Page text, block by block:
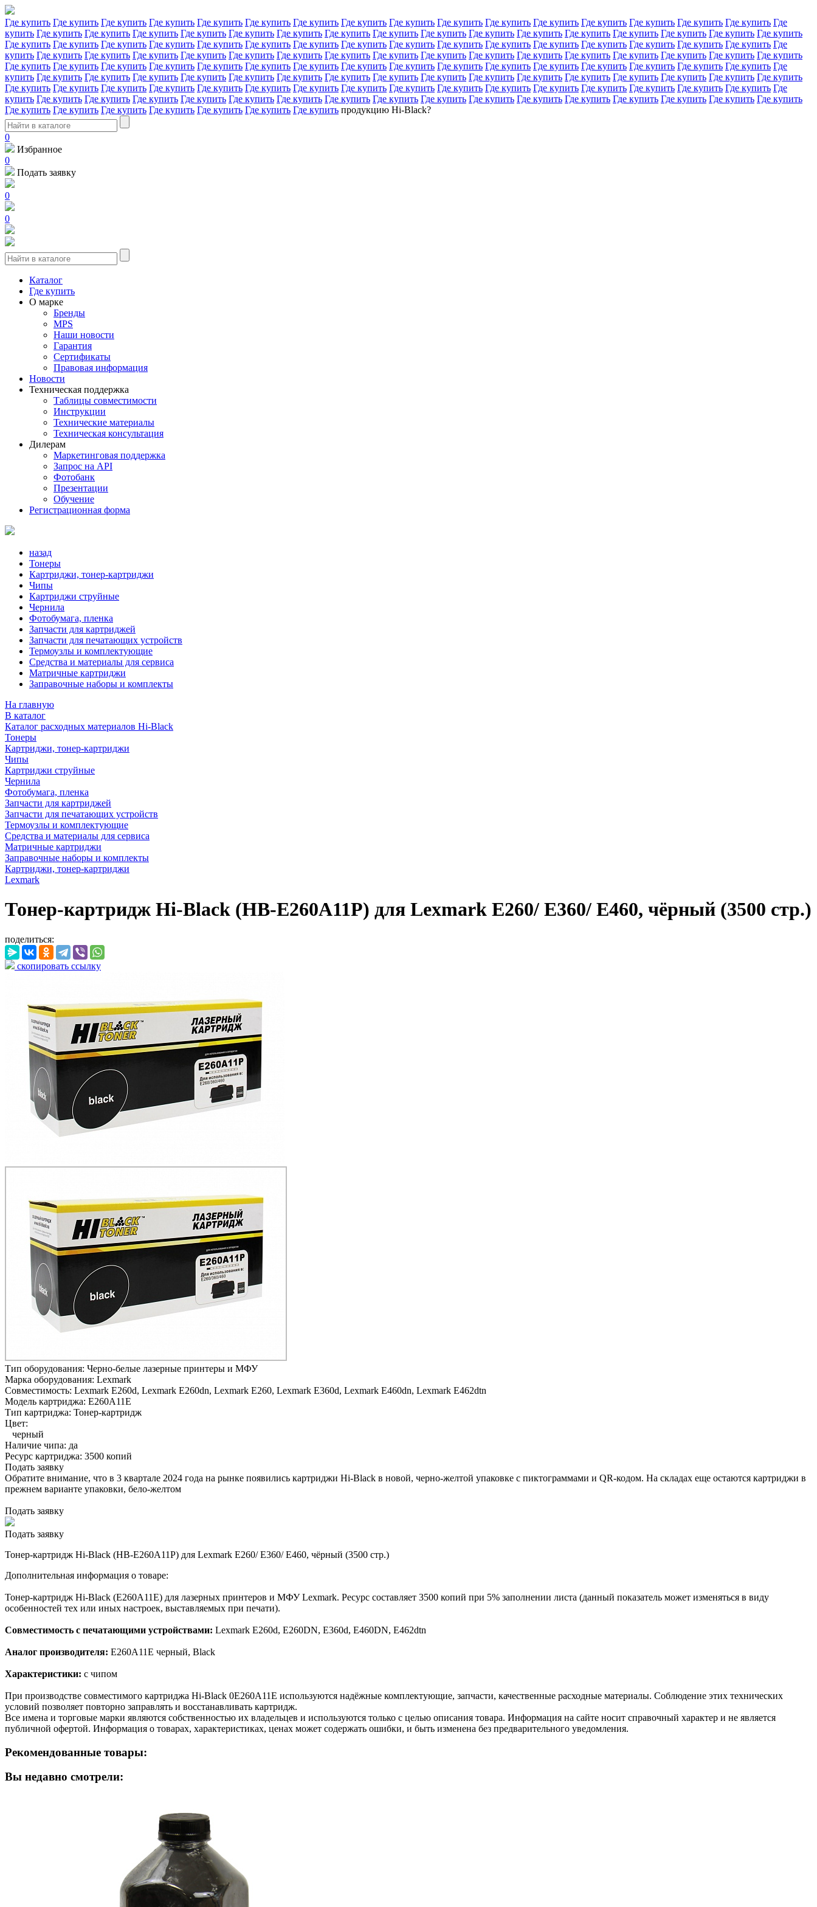
Где купить Где купить Где купить Где купить Где купить Где купить Где купить Где купить Где купить Где купить Где купить Где купить Где купить Где купить Где купить Где купить Где
купить Где купить Где купить Где купить Где купить Где купить Где купить Где купить Где купить Где купить Где купить Где купить Где купить Где купить Где купить Где купить Где купить
Где купить Где купить Где купить Где купить Где купить Где купить Где купить Где купить Где купить Где купить Где купить Где купить Где купить Где купить Где купить Где купить Где
купить Где купить Где купить Где купить Где купить Где купить Где купить Где купить Где купить Где купить Где купить Где купить Где купить Где купить Где купить Где купить Где купить
Где купить Где купить Где купить Где купить Где купить Где купить Где купить Где купить Где купить Где купить Где купить Где купить Где купить Где купить Где купить Где купить Где
купить Где купить Где купить Где купить Где купить Где купить Где купить Где купить Где купить Где купить Где купить Где купить Где купить Где купить Где купить Где купить Где купить
Где купить Где купить Где купить Где купить Где купить Где купить Где купить Где купить Где купить Где купить Где купить Где купить Где купить Где купить Где купить Где купить Где
купить Где купить Где купить Где купить Где купить Где купить Где купить Где купить Где купить Где купить Где купить Где купить Где купить Где купить Где купить Где купить Где купить
Где купить Где купить Где купить Где купить Где купить Где купить Где купить продукцию Hi-Black?
0
Избранное
0
Подать заявку
0
0
Каталог
Где купить
О марке
Бренды
MPS
Наши новости
Гарантия
Сертификаты
Правовая информация
Новости
Техническая поддержка
Таблицы совместимости
Инструкции
Технические материалы
Техническая консультация
Дилерам
Маркетинговая поддержка
Запрос на API
Фотобанк
Презентации
Обучение
Регистрационная форма
назад
Тонеры
Картриджи, тонер-картриджи
Чипы
Картриджи струйные
Чернила
Фотобумага, пленка
Запчасти для картриджей
Запчасти для печатающих устройств
Термоузлы и комплектующие
Средства и материалы для сервиса
Матричные картриджи
Заправочные наборы и комплекты
На главную
В каталог
Каталог расходных материалов Hi-Black
Тонеры
Картриджи, тонер-картриджи
Чипы
Картриджи струйные
Чернила
Фотобумага, пленка
Запчасти для картриджей
Запчасти для печатающих устройств
Термоузлы и комплектующие
Средства и материалы для сервиса
Матричные картриджи
Заправочные наборы и комплекты
Картриджи, тонер-картриджи
Lexmark
Тонер-картридж Hi-Black (HB-E260A11P) для Lexmark E260/ E360/ E460, чёрный (3500 стр.)
поделиться:
скопировать ссылку
Тип оборудования: Черно-белые лазерные принтеры и МФУ
Марка оборудования: Lexmark
Совместимость: Lexmark E260d, Lexmark E260dn, Lexmark E260, Lexmark E360d, Lexmark E460dn, Lexmark E462dtn
Модель картриджа: E260A11E
Тип картриджа: Тонер-картридж
Цвет:
черный
Наличие чипа: да
Ресурс картриджа: 3500 копий
Подать заявку
Обратите внимание, что в 3 квартале 2024 года на рынке появились картриджи Hi-Black в новой, черно-желтой упаковке с пиктограммами и QR-кодом. На складах еще остаются картриджи в
прежнем варианте упаковки, бело-желтом
Подать заявку
Подать заявку
Тонер-картридж Hi-Black (HB-E260A11P) для Lexmark E260/ E360/ E460, чёрный (3500 стр.)
Дополнительная информация о товаре:
Тонер-картридж Hi-Black (E260A11E) для лазерных принтеров и МФУ Lexmark. Ресурс составляет 3500 копий при 5% заполнении листа (данный показатель может изменяться в виду
особенностей тех или иных настроек, выставляемых при печати).
Совместимость с печатающими устройствами: Lexmark E260d, E260DN, E360d, E460DN, E462dtn
Аналог производителя: E260A11E черный, Black
Характеристики: с чипом
При производстве совместимого картриджа Hi-Black 0E260A11E используются надёжные комплектующие, запчасти, качественные расходные материалы. Соблюдение этих технических
условий позволяет повторно заправлять и восстанавливать картридж.
Все имена и торговые марки являются собственностью их владельцев и используются только с целью описания товара. Информация на сайте носит справочный характер и не является
публичной офертой. Информация о товарах, характеристиках, ценах может содержать ошибки, и быть изменена без предварительного уведомления.
Рекомендованные товары:
Вы недавно смотрели: